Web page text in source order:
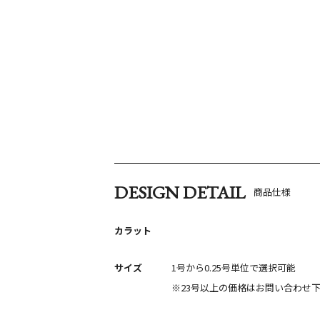
DESIGN DETAIL 商品仕様
カラット
サイズ
1号から0.25号単位で選択可能
※23号以上の価格はお問い合わせ